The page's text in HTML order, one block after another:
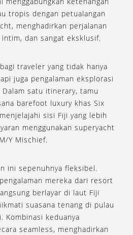
tropis dengan petualangan
menghadirkan perjalanan
dan sangat eksklusif.
traveler yang tidak hanya
juga pengalaman eksplorasi
satu itinerary, tamu
barefoot luxury khas Six
sisi Fiji yang lebih
menggunakan superyacht
Y Mischief.
ini sepenuhnya fleksibel.
mereka dari resort
berlayar di laut Fiji
suasana tenang di pulau
Kombinasi keduanya
seamless, menghadirkan